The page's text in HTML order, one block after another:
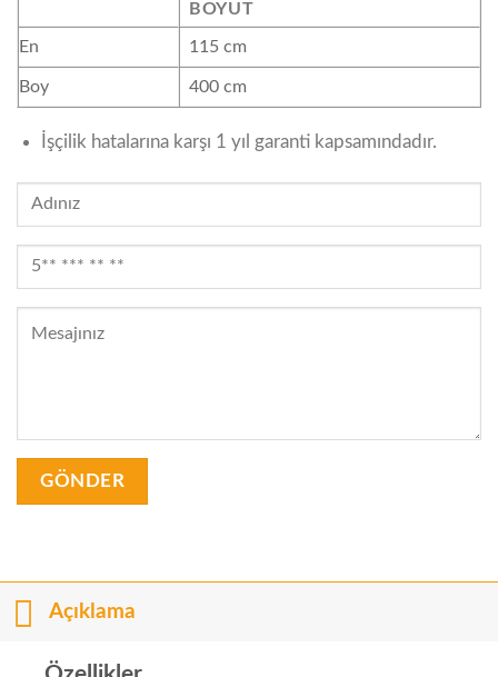
BOYUT
En 115 cm
Boy 400 cm
İşçilik hatalarına karşı 1 yıl garanti kapsamındadır.
Açıklama